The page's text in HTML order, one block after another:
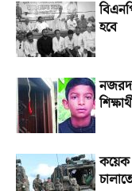
হবে
কয়েক